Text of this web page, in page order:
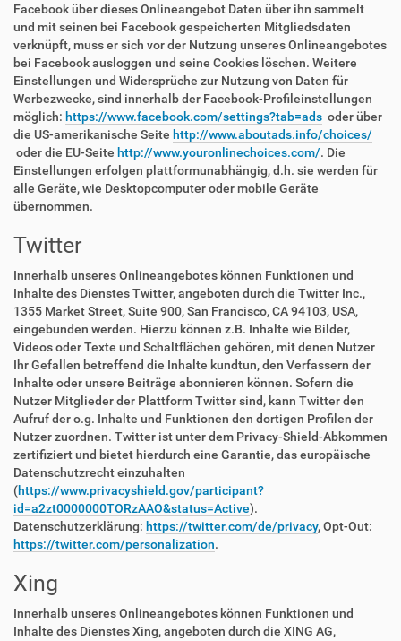
Facebook über dieses Onlineangebot Daten über ihn sammelt
und mit seinen bei Facebook gespeicherten Mitgliedsdaten
verknüpft, muss er sich vor der Nutzung unseres Onlineangebotes
bei Facebook ausloggen und seine Cookies löschen. Weitere
Einstellungen und Widersprüche zur Nutzung von Daten für
Werbezwecke, sind innerhalb der Facebook-Profileinstellungen
möglich: https://www.facebook.com/settings?tab=ads oder über
die US-amerikanische Seite http://www.aboutads.info/choices/
oder die EU-Seite http://www.youronlinechoices.com/. Die
Einstellungen erfolgen plattformunabhängig, d.h. sie werden für
alle Geräte, wie Desktopcomputer oder mobile Geräte
übernommen.
Twitter
Innerhalb unseres Onlineangebotes können Funktionen und
Inhalte des Dienstes Twitter, angeboten durch die Twitter Inc.,
1355 Market Street, Suite 900, San Francisco, CA 94103, USA,
eingebunden werden. Hierzu können z.B. Inhalte wie Bilder,
Videos oder Texte und Schaltflächen gehören, mit denen Nutzer
Ihr Gefallen betreffend die Inhalte kundtun, den Verfassern der
Inhalte oder unsere Beiträge abonnieren können. Sofern die
Nutzer Mitglieder der Plattform Twitter sind, kann Twitter den
Aufruf der o.g. Inhalte und Funktionen den dortigen Profilen der
Nutzer zuordnen. Twitter ist unter dem Privacy-Shield-Abkommen
zertifiziert und bietet hierdurch eine Garantie, das europäische
Datenschutzrecht einzuhalten
(https://www.privacyshield.gov/participant?
id=a2zt0000000TORzAAO&status=Active).
Datenschutzerklärung: https://twitter.com/de/privacy, Opt-Out:
https://twitter.com/personalization.
Xing
Innerhalb unseres Onlineangebotes können Funktionen und
Inhalte des Dienstes Xing, angeboten durch die XING AG,